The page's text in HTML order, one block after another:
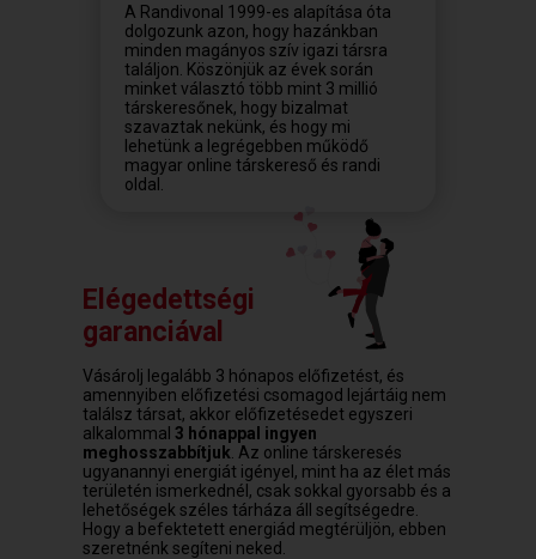
A Randivonal 1999-es alapítása óta
dolgozunk azon, hogy hazánkban
minden magányos szív igazi társra
találjon. Köszönjük az évek során
minket választó több mint 3 millió
társkeresőnek, hogy bizalmat
szavaztak nekünk, és hogy mi
lehetünk a legrégebben működő
magyar online társkereső és randi
oldal.
Elégedettségi
garanciával
Vásárolj legalább 3 hónapos előfizetést, és
amennyiben előfizetési csomagod lejártáig nem
találsz társat, akkor előfizetésedet egyszeri
alkalommal 3 hónappal ingyen
meghosszabbítjuk . Az online társkeresés
ugyanannyi energiát igényel, mint ha az élet más
területén ismerkednél, csak sokkal gyorsabb és a
lehetőségek széles tárháza áll segítségedre.
Hogy a befektetett energiád megtérüljön, ebben
szeretnénk segíteni neked.